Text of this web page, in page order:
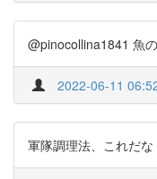
@pinocollina1841 魚
2022-06-11
軍隊調理法、これだな